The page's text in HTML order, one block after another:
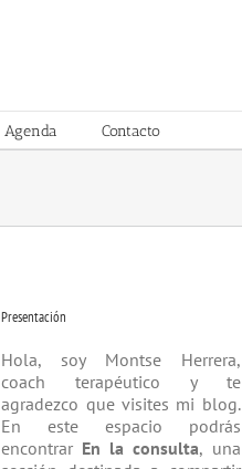
Agenda Contacto
Presentación
Hola, soy Montse Herrera,
coach tera­péutico y te
agradezco que visites mi blog.
En este espacio podrás
encontrar En la consulta, una